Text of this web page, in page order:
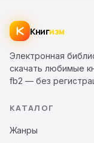
Книгизм
Электронная
скачать любимые
fb2 — без
КАТАЛОГ
Жанры